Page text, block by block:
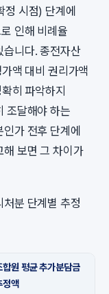
시점) 단계에
인해 비례율
습니다. 종전자산
액 대비 권리가액
히 파악하지
조달해야 하는
가 전후 단계에
해 보면 그 차이가
분 단계별 추정
합원 평균 추가분담금
정액